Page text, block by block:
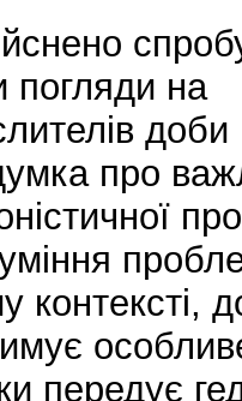
погляди на
про
контексті,
передує